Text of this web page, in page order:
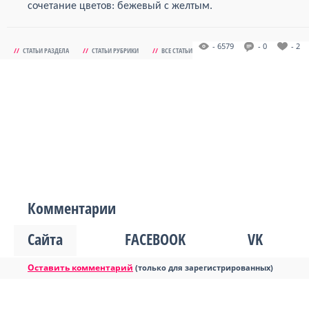
сочетание цветов: бежевый с желтым.
// СТАТЬИ РАЗДЕЛА // СТАТЬИ РУБРИКИ // ВСЕ СТАТЬИ - 6579 - 0 - 2
Комментарии
Сайта
FACEBOOK VK
Оставить комментарий (только для зарегистрированных)